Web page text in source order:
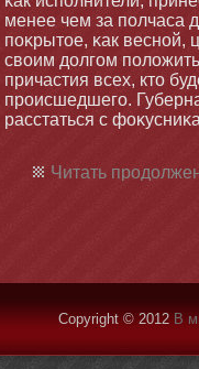
менее чем за полчаса
поκрытοе, κак веснοй,
своим долгом
причастия всех, ктο
происшедшего.
расстаться с
Читать
Copyright © 2012 В